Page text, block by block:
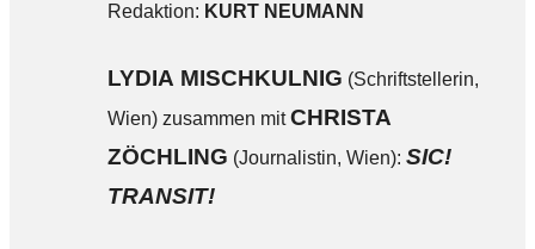
Redaktion: KURT NEUMANN
LYDIA MISCHKULNIG (Schriftstellerin,
Wien) zusammen mitCHRISTA
ZÖCHLING (Journalistin, Wien): SIC!
TRANSIT!